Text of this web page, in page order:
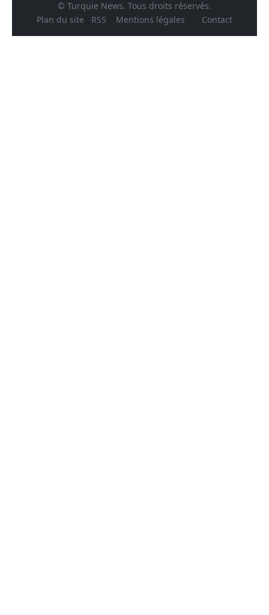
© Turquie News. Tous droits réservés.
Plan du site
RSS Mentions légales Contact